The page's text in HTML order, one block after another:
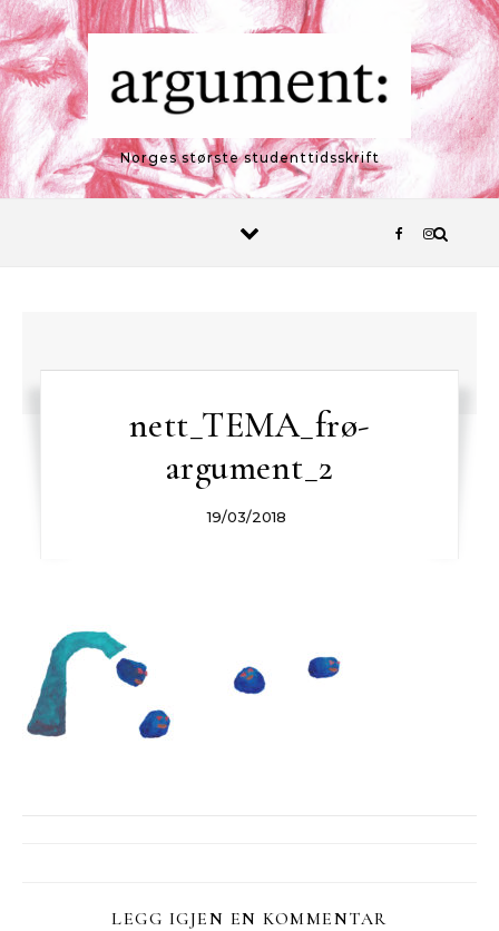
Skip to content
Norges største studenttidsskrift
nett_TEMA_frø-
argument_2
19/03/2018
LEGG IGJEN EN KOMMENTAR